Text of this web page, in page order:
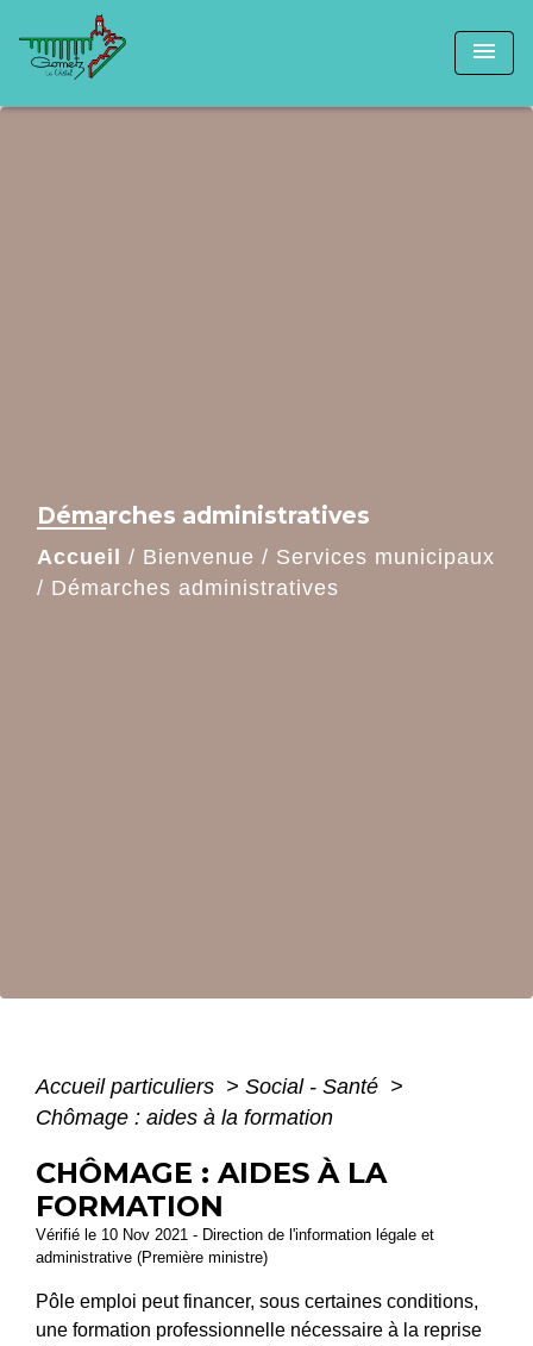
menu
Démarches administratives
Accueil / Bienvenue / Services municipaux
/ Démarches administratives
Accueil particuliers > Social - Santé >
Chômage : aides à la formation
CHÔMAGE : AIDES À LA
FORMATION
Vérifié le 10 Nov 2021 - Direction de l'information légale et
administrative (Première ministre)
Pôle emploi peut financer, sous certaines conditions,
une formation professionnelle nécessaire à la reprise